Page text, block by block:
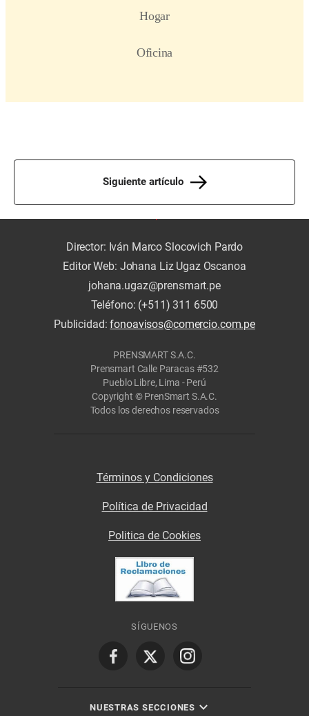
Siguiente artículo
Director: Iván Marco Slocovich Pardo
Editor Web: Johana Liz Ugaz Oscanoa
johana.ugaz@prensmart.pe
Teléfono: (+511) 311 6500
Publicidad:fonoavisos@comercio.com.pe
PRENSMART S.A.C.
Prensmart Calle Paracas #532
Pueblo Libre, Lima - Perú
Copyright © PrenSmart S.A.C.
Todos los derechos reservados
Términos y Condiciones
Política de Privacidad
Politica de Cookies
SÍGUENOS
NUESTRAS SECCIONES